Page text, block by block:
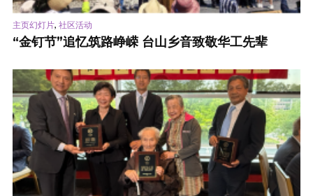
主页幻灯片, 社区活动
“金钉节”追忆筑路峥嵘 台山乡音致敬华工先辈